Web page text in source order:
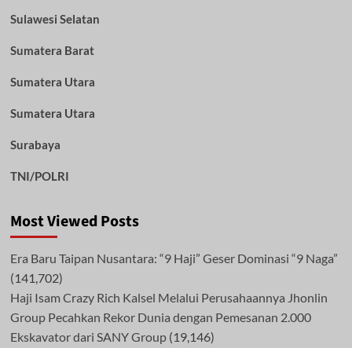
Sulawesi Selatan
Sumatera Barat
Sumatera Utara
Sumatera Utara
Surabaya
TNI/POLRI
Most Viewed Posts
Era Baru Taipan Nusantara: “9 Haji” Geser Dominasi “9 Naga”
(141,702)
Haji Isam Crazy Rich Kalsel Melalui Perusahaannya Jhonlin
Group Pecahkan Rekor Dunia dengan Pemesanan 2.000
Ekskavator dari SANY Group (19,146)